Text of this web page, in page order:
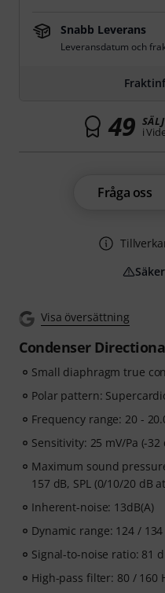
Visa översättning
Condenser
Small diaphragm true
Polar pattern:
Frequency range: 20 -
Sensitivity: 25 mV/Pa (-32
Maximum sound
157 dB, SPL (0/10/20 dB
Inherent-noise: 13dB(A)
Dynamic range: 124 /
Signal-to-noise ratio: 81
High-pass filter: 80 / 160
Snabb Leverans
Leveransdatum och
49 i
Fråga oss